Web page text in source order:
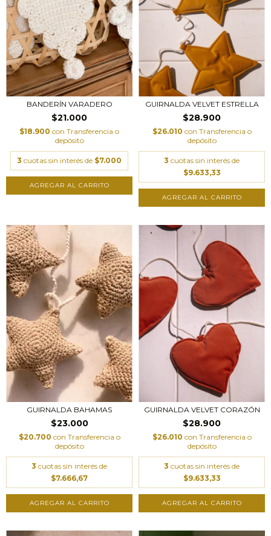
BANDERÍN VARADERO
$21.000
$18.900 con Transferencia o
depósito
3 cuotas sin interés de $7.000
AGREGAR AL CARRITO
GUIRNALDA VELVET ESTRELLA
$28.900
$26.010 con Transferencia o
depósito
3 cuotas sin interés de
$9.633,33
GUIRNALDA BAHAMAS
$23.000
$20.700 con Transferencia o
depósito
3 cuotas sin interés de
$7.666,67
AGREGAR AL CARRITO
GUIRNALDA VELVET CORAZÓN
$28.900
$26.010 con Transferencia o
depósito
3 cuotas sin interés de
$9.633,33